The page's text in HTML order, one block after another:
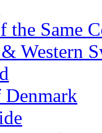
the Same
Western
Denmark